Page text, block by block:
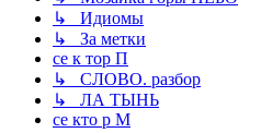
↳ Идиомы
↳ За метки
се к тор П
↳ СЛОВО. разбор
↳ ЛА ТЫНЬ
се кто р М